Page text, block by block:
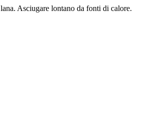
Asciugare lontano da fonti di calore.